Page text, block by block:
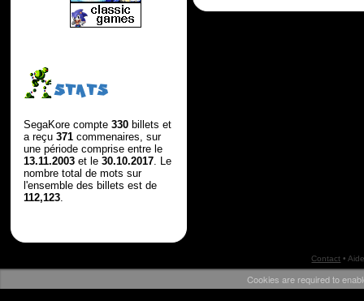
STATS
SegaKore compte 330billets et
a reçu 371commenaires, sur
une période comprise entre le
13.11.2003et le 30.10.2017. Le
nombre total de mots sur
l'ensemble des billets est de
112,123.
Contact •
Cookies are required to